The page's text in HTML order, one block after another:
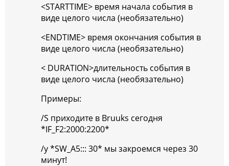
<STARTTIME> время начала события в
виде целого числа (необязательно)
<ENDTIME> время окончания события в
виде целого числа (необязательно)
< DURATION>длительность события в
виде целого числа (необязательно)
Примеры:
/S приходите в Bruuks сегодня
*IF_F2:2000:2200*
/y *SW_A5::: 30* мы закроемся через 30
минут!